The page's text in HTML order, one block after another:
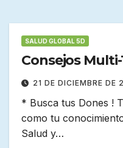
SALUD GLOBAL 5D
Consejos
21 DE DICIEMBRE DE
* Busca tus Dones !
como tu
Salud y…